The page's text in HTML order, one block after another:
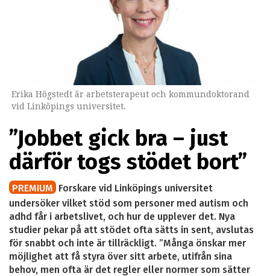
Erika Högstedt är arbetsterapeut och kommundoktorand
vid Linköpings universitet.
”Jobbet gick bra – just
därför togs stödet bort”
PREMIUM Forskare vid Linköpings universitet
undersöker vilket stöd som personer med autism och
adhd får i arbetslivet, och hur de upplever det. Nya
studier pekar på att stödet ofta sätts in sent, avslutas
för snabbt och inte är tillräckligt. ”Många önskar mer
möjlighet att få styra över sitt arbete, utifrån sina
behov, men ofta är det regler eller normer som sätter